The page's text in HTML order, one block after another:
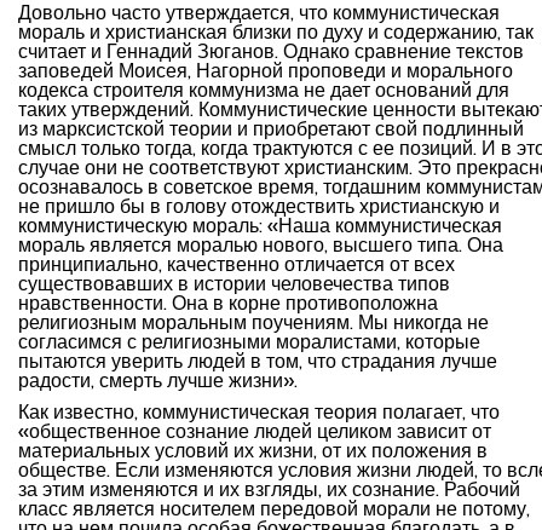
Довольно часто утверждается, что коммунистическая
мораль и христианская близки по духу и содержанию, так
считает и Геннадий Зюганов. Однако сравнение текстов
заповедей Моисея, Нагорной проповеди и морального
кодекса строителя коммунизма не дает оснований для
таких утверждений. Коммунистические ценности
из марксистской теории и приобретают свой подлинный
смысл только тогда, когда трактуются с ее позиций. И в
случае они не соответствуют христианским. Это
осознавалось в советское время, тогдашним
не пришло бы в голову отождествить христианскую и
коммунистическую мораль: «Наша коммунистическая
мораль является моралью нового, высшего типа. Она
принципиально, качественно отличается от всех
существовавших в истории человечества типов
нравственности. Она в корне противоположна
религиозным моральным поучениям. Мы никогда не
согласимся с религиозными моралистами, которые
пытаются уверить людей в том, что страдания лучше
радости, смерть лучше жизни».
Как известно, коммунистическая теория полагает, что
«общественное сознание людей целиком зависит от
материальных условий их жизни, от их положения в
обществе. Если изменяются условия жизни людей, то
за этим изменяются и их взгляды, их сознание. Рабочий
класс является носителем передовой морали не потому,